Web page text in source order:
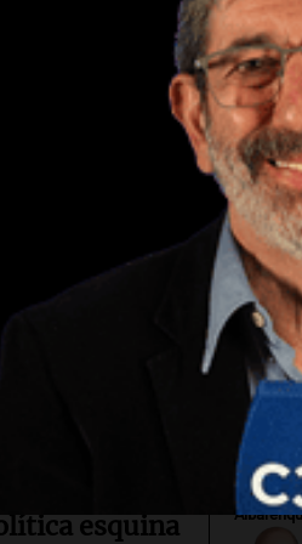
la salud de los dos
esquina
Por
Federico